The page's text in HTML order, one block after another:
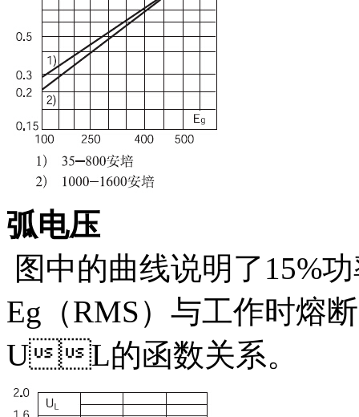
弧电压
图中的曲线说明了15%
Eg（RMS）与工作时熔
UL的函数关系。